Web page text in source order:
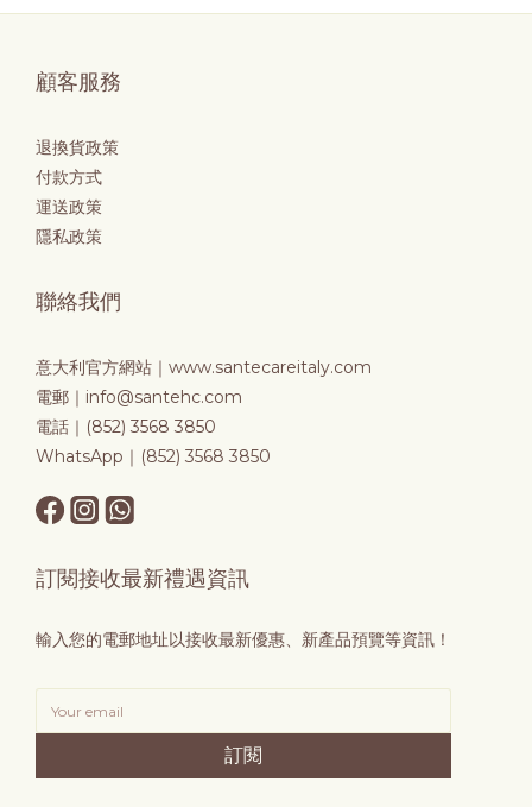
顧客服務
退換貨政策
付款方式
運送政策
隱私政策
聯絡我們
意大利官方網站｜ www.santecareitaly.com
電郵｜info@santehc.com
電話｜(852) 3568 3850
WhatsApp｜(852) 3568 3850
訂閱接收最新禮遇資訊
輸入您的電郵地址以接收最新優惠、新產品預覽等資訊！
訂閱